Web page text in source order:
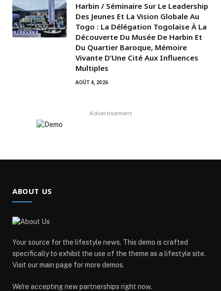
Harbin / Séminaire Sur Le Leadership
Des Jeunes Et La Vision Globale Au
Togo : La Délégation Togolaise À La
Découverte Du Musée De Harbin Et
Du Quartier Baroque, Mémoire
Vivante D’Une Cité Aux Influences
Multiples
AOÛT 4, 2026
Advertisement
ABOUT US
Your source for the lifestyle news. This demo is crafted
specifically to exhibit the use of the theme as a lifestyle site.
Visit our main page for more demos.
We're accepting new partnerships right now.